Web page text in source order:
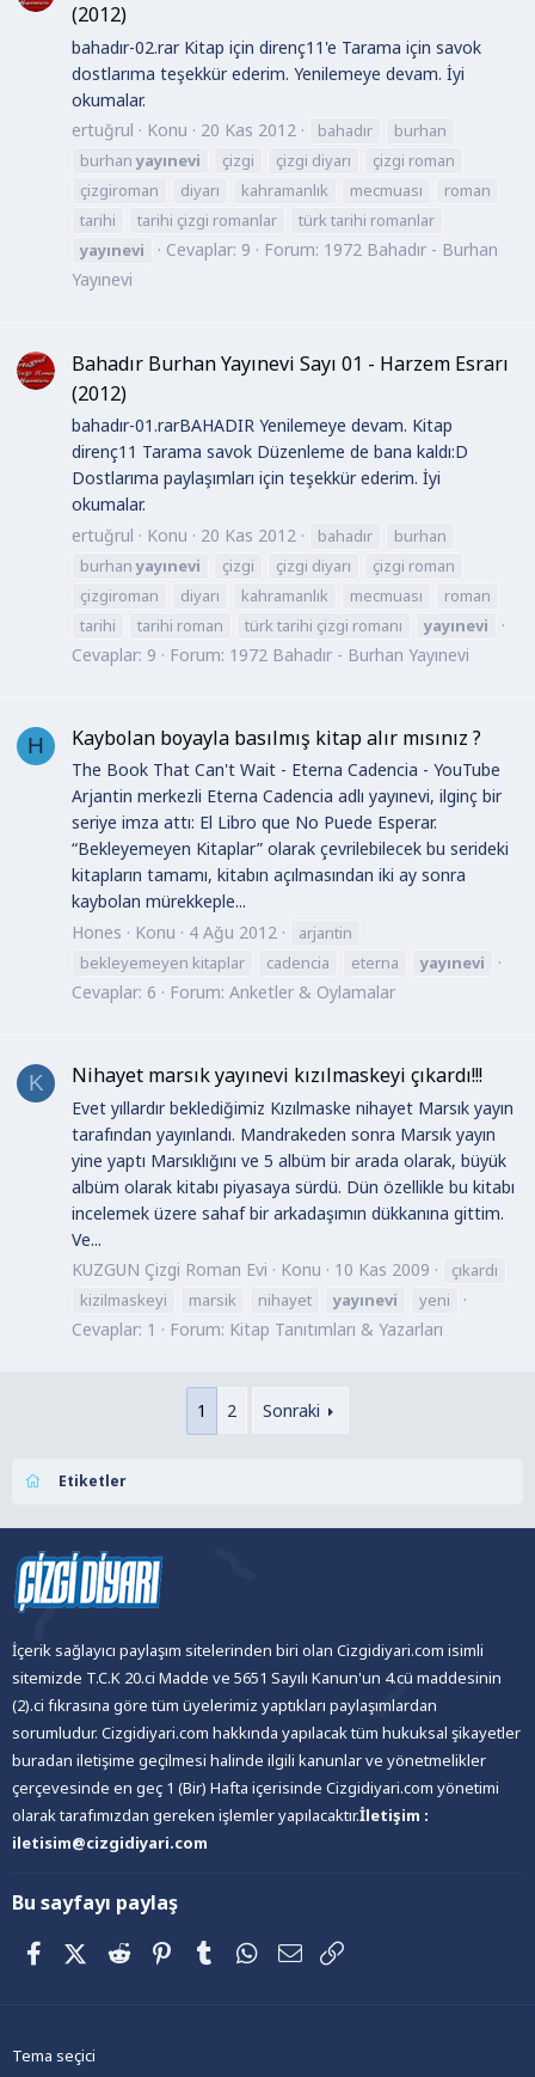
(2012)
bahadır-02.rar Kitap için direnç11'e Tarama için savok
dostlarıma teşekkür ederim. Yenilemeye devam. İyi
okumalar.
ertuğrul
Konu 20 Kas 2012 bahadır
burhan
burhan yayınevi çizgi çizgi diyarı
çizgi roman
çizgiroman
diyarı kahramanlık mecmuası
roman
tarihi
tarihi çizgi romanlar
türk tarihi romanlar
yayınevi
Cevaplar: 9 Forum: 1972 Bahadır - Burhan
Yayınevi
Bahadır Burhan Yayınevi Sayı 01 - Harzem Esrarı
(2012)
bahadır-01.rarBAHADIR Yenilemeye devam. Kitap
direnç11 Tarama savok Düzenleme de bana kaldı:D
Dostlarıma paylaşımları için teşekkür ederim. İyi
okumalar.
ertuğrul
Konu 20 Kas 2012 bahadır
burhan
burhan yayınevi çizgi çizgi diyarı
çizgi roman
çizgiroman
diyarı kahramanlık mecmuası
roman
tarihi
tarihi roman türk tarihi çizgi romanı yayınevi
Cevaplar: 9 Forum: 1972 Bahadır - Burhan Yayınevi
H Kaybolan boyayla basılmış kitap alır mısınız ?
The Book That Can't Wait - Eterna Cadencia - YouTube
Arjantin merkezli Eterna Cadencia adlı yayınevi, ilginç bir
seriye imza attı: El Libro que No Puede Esperar.
“Bekleyemeyen Kitaplar” olarak çevrilebilecek bu serideki
kitapların tamamı, kitabın açılmasından iki ay sonra
kaybolan mürekkeple...
Hones
Konu 4 Ağu 2012
arjantin
bekleyemeyen kitaplar
cadencia eterna yayınevi
Cevaplar: 6 Forum: Anketler & Oylamalar
K Nihayet marsık yayınevi kızılmaskeyi çıkardı!!!
Evet yıllardır beklediğimiz Kızılmaske nihayet Marsık yayın
tarafından yayınlandı. Mandrakeden sonra Marsık yayın
yine yaptı Marsıklığını ve 5 albüm bir arada olarak, büyük
albüm olarak kitabı piyasaya sürdü. Dün özellikle bu kitabı
incelemek üzere sahaf bir arkadaşımın dükkanına gittim.
Ve...
KUZGUN Çizgi Roman Evi
Konu 10 Kas 2009
çıkardı
kizilmaskeyi
marsik nihayet yayınevi yeni
Cevaplar: 1 Forum: Kitap Tanıtımları & Yazarları
1 2 Sonraki
Etiketler
İçerik sağlayıcı paylaşım sitelerinden biri olan Cizgidiyari.com isimli
sitemizde T.C.K 20.ci Madde ve 5651 Sayılı Kanun'un 4.cü maddesinin
(2).ci fıkrasına göre tüm üyelerimiz yaptıkları paylaşımlardan
sorumludur. Cizgidiyari.com hakkında yapılacak tüm hukuksal şikayetler
buradan iletişime geçilmesi halinde ilgili kanunlar ve yönetmelikler
çerçevesinde en geç 1 (Bir) Hafta içerisinde Cizgidiyari.com yönetimi
olarak tarafımızdan gereken işlemler yapılacaktır.İletişim :
iletisim@cizgidiyari.com
Bu sayfayı paylaş
FacebookX (Twitter)
Reddit PinterestTumblrWhatsApp
E-posta
Tema seçici